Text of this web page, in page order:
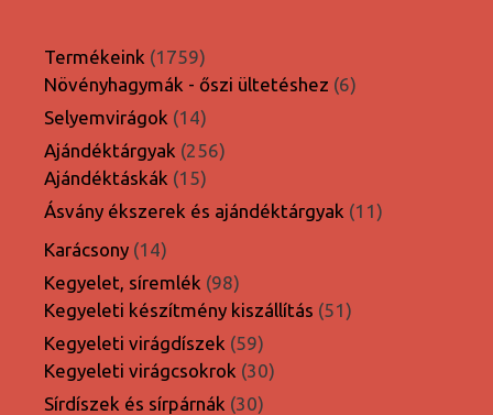
Termékeink 17591759
termék
Növényhagymák - őszi ültetéshez 66
Selyemvirágok 1414
termék
Ajándéktárgyak 256256
Ajándéktáskák 1515
termék
Ásvány ékszerek és ajándéktárgyak 1111
Karácsony 1414
termék
Kegyelet, síremlék 9898
termék
Kegyeleti készítmény kiszállítás 5151
Kegyeleti virágdíszek 5959
termék
Kegyeleti virágcsokrok 3030
Sírdíszek és sírpárnák 3030